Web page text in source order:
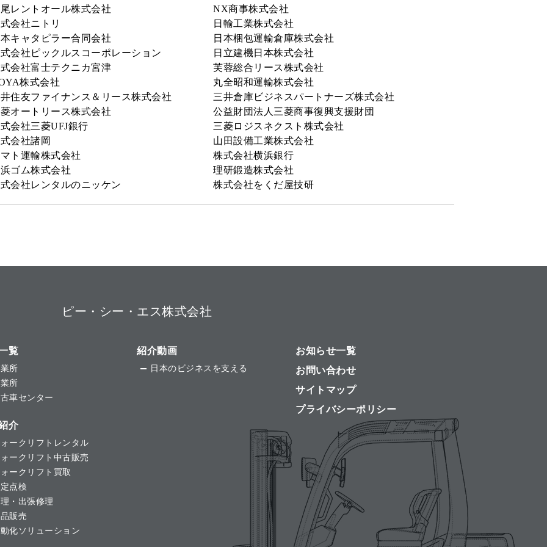
レントオール株式会社
NX商事株式会社
会社ニトリ
日輸工業株式会社
キャタピラー合同会社
日本梱包運輸倉庫株式会社
会社ピックルスコーポレーション
日立建機日本株式会社
会社富士テクニカ宮津
芙蓉総合リース株式会社
株式会社
丸全昭和運輸株式会社
住友ファイナンス＆リース株式会社
三井倉庫ビジネスパートナーズ株式会社
オートリース株式会社
公益財団法人三菱商事復興支援財団
会社三菱UFJ銀行
三菱ロジスネクスト株式会社
会社諸岡
山田設備工業株式会社
ト運輸株式会社
株式会社横浜銀行
ゴム株式会社
理研鍛造株式会社
会社レンタルのニッケン
株式会社をくだ屋技研
ピー・シー・エス株式会社
覧
所
所
車センター
介
ークリフトレンタル
ークリフト中古販売
ークリフト買取
点検
・出張修理
販売
化ソリューション
紹介動画
日本のビジネスを支える
お知らせ一覧
お問い合わせ
サイトマップ
プライバシーポリシー